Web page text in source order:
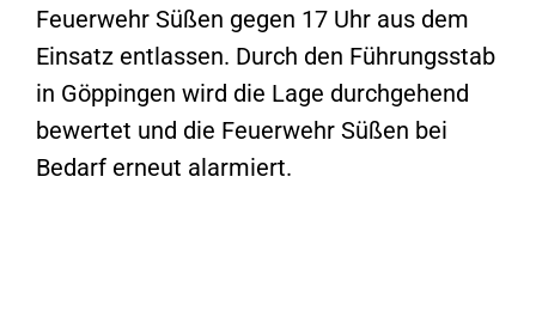
Feuerwehr Süßen gegen 17 Uhr aus dem
Einsatz entlassen. Durch den Führungsstab
in Göppingen wird die Lage durchgehend
bewertet und die Feuerwehr Süßen bei
Bedarf erneut alarmiert.